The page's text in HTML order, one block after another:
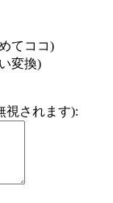
てココ)
変換)
視されます):